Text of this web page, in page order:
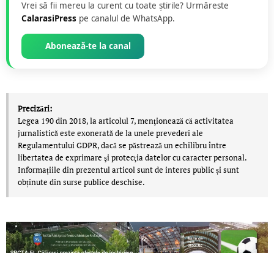
Vrei să fii mereu la curent cu toate știrile? Urmăreste
CalarasiPress pe canalul de WhatsApp.
Abonează-te la canal
Precizări:
Legea 190 din 2018, la articolul 7, menţionează că activitatea
jurnalistică este exonerată de la unele prevederi ale
Regulamentului GDPR, dacă se păstrează un echilibru între
libertatea de exprimare şi protecţia datelor cu caracter personal.
Informațiile din prezentul articol sunt de interes public și sunt
obținute din surse publice deschise.